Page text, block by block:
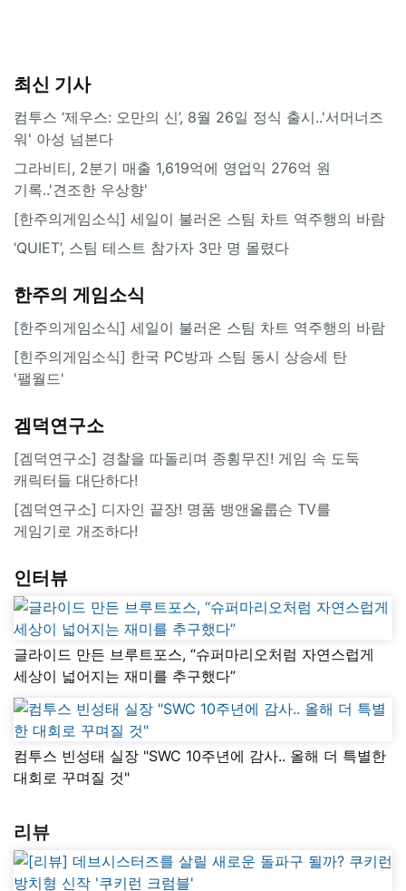
최신 기사
컴투스 ‘제우스: 오만의 신’, 8월 26일 정식 출시..'서머너즈
워' 아성 넘본다
그라비티, 2분기 매출 1,619억에 영업익 276억 원
기록..'견조한 우상향'
[한주의게임소식] 세일이 불러온 스팀 차트 역주행의 바람
‘QUIET’, 스팀 테스트 참가자 3만 명 몰렸다
한주의 게임소식
[한주의게임소식] 세일이 불러온 스팀 차트 역주행의 바람
[힌주의게임소식] 한국 PC방과 스팀 동시 상승세 탄
'팰월드'
겜덕연구소
[겜덕연구소] 경찰을 따돌리며 종횡무진! 게임 속 도둑
캐릭터들 대단하다!
[겜덕연구소] 디자인 끝장! 명품 뱅앤올룹슨 TV를
게임기로 개조하다!
인터뷰
글라이드 만든 브루트포스, “슈퍼마리오처럼 자연스럽게
세상이 넓어지는 재미를 추구했다”
컴투스 빈성태 실장 "SWC 10주년에 감사.. 올해 더 특별한
대회로 꾸며질 것"
리뷰